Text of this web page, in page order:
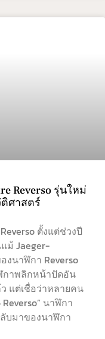
Reverso รุ่นใหม่
ศาสตร์
ตั้งแต่ช่วงปี
ม้ Jaeger-
งนาฬิกา Reverso
กาพลิกหน้าปัดอัน
แต่เชื่อว่าหลายคน
นาฬิกา
บมาของนาฬิกา